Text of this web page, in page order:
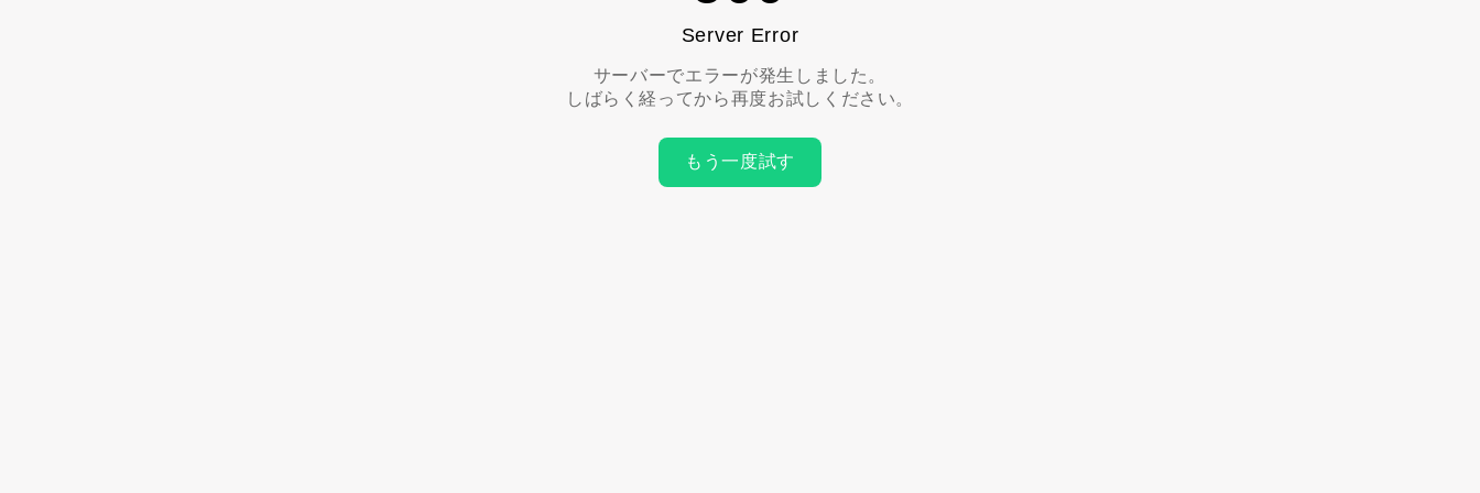
Server Error
サーバーでエラーが発生しました。
しばらく経ってから再度お試しください。
もう一度試す